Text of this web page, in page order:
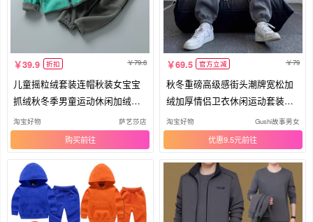
39.9 折扣 79.8
儿童摇粒绒套装连帽秋装女宝宝
抓绒秋冬季男童运动休闲加绒两
件套
淘宝好物 萨艺莎店
购买
69.5 官方立减 79
秋冬重磅高级感街头潮牌宽松加
绒加厚情侣卫衣休闲运动套装男
女潮
淘宝好物 Gushi故事男女
优惠9.5元